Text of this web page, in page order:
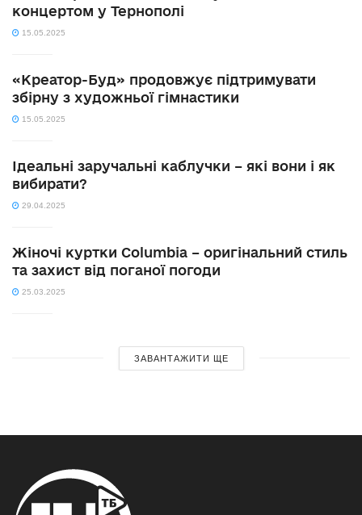
концертом у Тернополі
15.05.2025
«Креатор-Буд» продовжує підтримувати
збірну з художньої гімнастики
15.05.2025
Ідеальні заручальні каблучки – які вони і як
вибирати?
29.04.2025
Жіночі куртки Columbia – оригінальний стиль
та захист від поганої погоди
25.03.2025
ЗАВАНТАЖИТИ ЩЕ